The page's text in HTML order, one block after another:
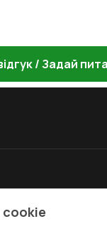
/ Задай
cookie